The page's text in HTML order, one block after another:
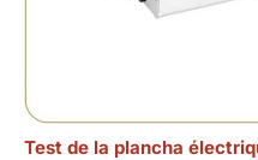
Test de la plancha